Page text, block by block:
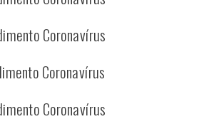
Coronavírus
Coronavírus
Coronavírus